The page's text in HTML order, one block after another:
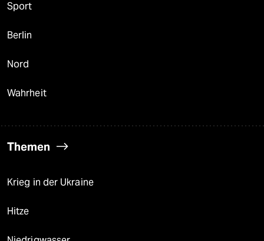
Sport
Berlin
Nord
Wahrheit
Themen
Krieg in der Ukraine
Hitze